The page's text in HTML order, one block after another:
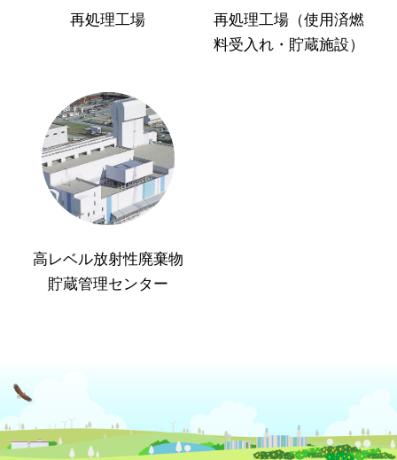
再処理工場
再処理工場（使用済燃
料受入れ・貯蔵施設）
高レベル放射性廃棄物
貯蔵管理センター